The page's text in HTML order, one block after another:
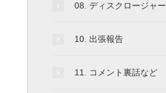
08. ディスクロージャー
10. 出張報告
11. コメント裏話など